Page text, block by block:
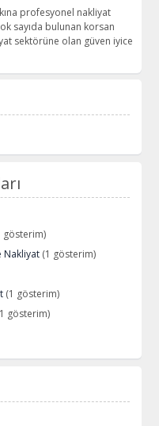
profesyonel nakliyat
sayıda bulunan korsan
sektörüne olan güven iyice
gösterim)
Nakliyat (1 gösterim)
(1 gösterim)
gösterim)